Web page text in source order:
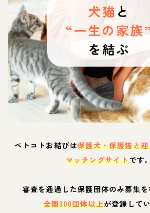
犬猫 と
“一生の家族”
を結ぶ
ペトコトお結びは保護犬・保護猫と
マッチングサイトです。
審査を通過した保護団体のみ募集を
全国300団体以上が登録してい